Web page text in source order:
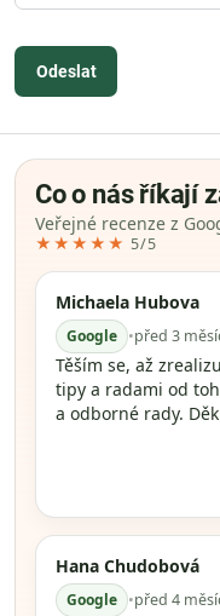
Odeslat
Co o nás říkají
Veřejné recenze z
★★★★★ 5/5
Michaela Hubova
Google •před 3
Těším se, až
tipy a radami od
a odborné rady.
Hana Chudobová
Google •před 4